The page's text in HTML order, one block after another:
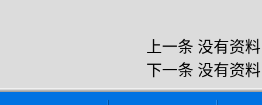
上一条 没有资料
下一条 没有资料